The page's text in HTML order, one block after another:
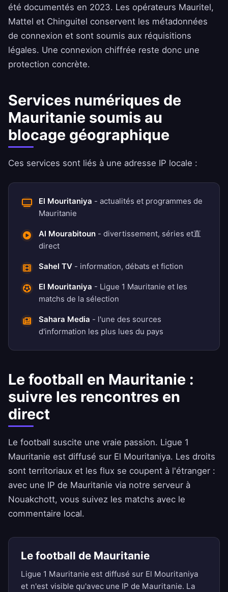
été documentés en 2023. Les opérateurs Mauritel,
Mattel et Chinguitel conservent les métadonnées
de connexion et sont soumis aux réquisitions
légales. Une connexion chiffrée reste donc une
protection concrète.
Services numériques de
Mauritanie soumis au
blocage géographique
Ces services sont liés à une adresse IP locale :
El Mouritaniya - actualités et programmes de
Mauritanie
Al Mourabitoun - divertissement, séries et直
direct
Sahel TV - information, débats et fiction
El Mouritaniya - Ligue 1 Mauritanie et les
matchs de la sélection
Sahara Media - l'une des sources
d'information les plus lues du pays
Le football en Mauritanie :
suivre les rencontres en
direct
Le football suscite une vraie passion. Ligue 1
Mauritanie est diffusé sur El Mouritaniya. Les droits
sont territoriaux et les flux se coupent à l'étranger :
avec une IP de Mauritanie via notre serveur à
Nouakchott, vous suivez les matchs avec le
commentaire local.
Le football de Mauritanie
Ligue 1 Mauritanie est diffusé sur El Mouritaniya
et n'est visible qu'avec une IP de Mauritanie. La